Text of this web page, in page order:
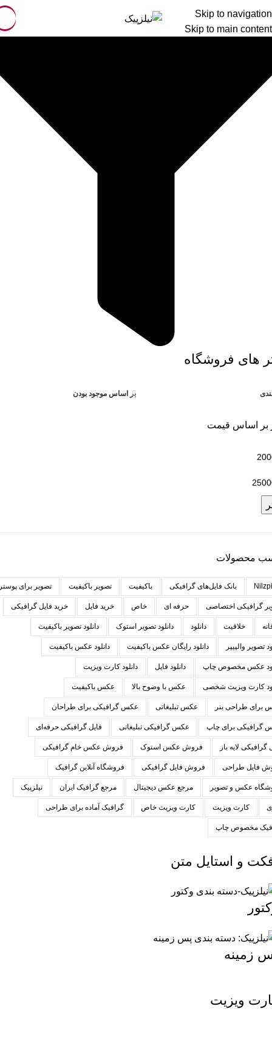
Skip to navigation
Skip to main content
های فروشگاه
بر اساس موجود بودن
بر اساس قیمت
محصولات
بانک فایل‌های گرافیکی باکیفیت تصویر باکیفیت تصویر برای
گرافیکی اختصاصی حرفه ای خاص خرید فایل خرید فایل گرافیکی
خلاقیت دانلود دانلود تصویر استوک دانلود تصویر باکیفیت
تصویر والپیپر دانلود رایگان عکس باکیفیت دانلود عکس باکیفیت
عکس مخصوص چاپ دانلود فایل دانلود کارت ویزیت
کارت ویزیت شخصی عکس با وضوح بالا عکس باکیفیت
برای طراحی بنر عکس تبلیغاتی عکس گرافیکی برای طراحان
گرافیکی برای چاپ عکس گرافیکی تبلیغاتی فایل گرافیکی حرفه‌ای
گرافیکی لایه باز فروش عکس استوک فروش عکس خام گرافیکی
فایل طراحی فروش فایل گرافیکی فروشگاه آنلاین گرافیک
عکس و تصویر مرجع عکس دیجیتال مرجع گرافیک ایران نیلزپیک
کارت ویزیت کارت ویزیت خاص گرافیک آماده برای طراحی
مخصوص چاپ
و استایل متن
زمینه
ویزیت